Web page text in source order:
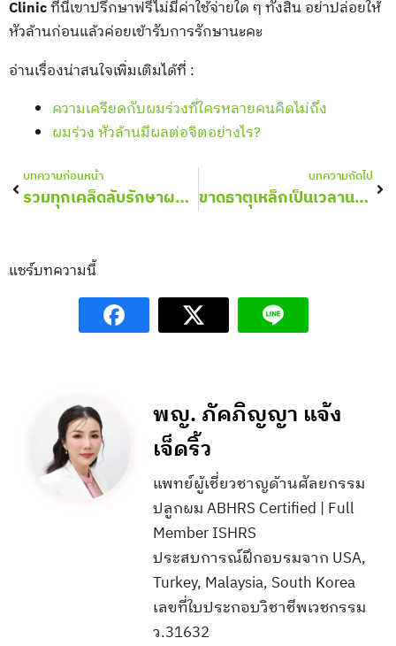
Clinicที่นี่เขาปรึกษาฟรีไม่มีค่าใช้จ่ายใด ๆ ทั้งสิ้น อย่าปล่อยให้
หัวล้านก่อนแล้วค่อยเข้ารับการรักษานะคะ
อ่านเรื่องน่าสนใจเพิ่มเติมได้ที่ :
ความเครียดกับผมร่วงที่ใครหลายคนคิดไม่ถึง
ผมร่วง หัวล้านมีผลต่อจิตอย่างไร?
Prev
บทความก่อนหน้า
รวมทุกเคล็ดลับรักษาผมร่วง ผมบางก่อนวัย
บทความถัดไป
ขาดธาตุเหล็กเป็นเวลานาน ทำให้ผมร่วง เรื่องจริงหรือมั่ว?
แชร์บทความนี้
พญ. ภัคภิญญา แจ้ง
เจ็ดริ้ว
แพทย์ผู้เชี่ยวชาญด้านศัลยกรรม
ปลูกผม ABHRS Certified | Full
Member ISHRS
ประสบการณ์ฝึกอบรมจาก USA,
Turkey, Malaysia, South Korea
เลขที่ใบประกอบวิชาชีพเวชกรรม
ว.31632